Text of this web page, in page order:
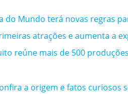
do Mundo terá novas regras
atrações e aumenta a
reúne mais de 500
a origem e fatos curiosos